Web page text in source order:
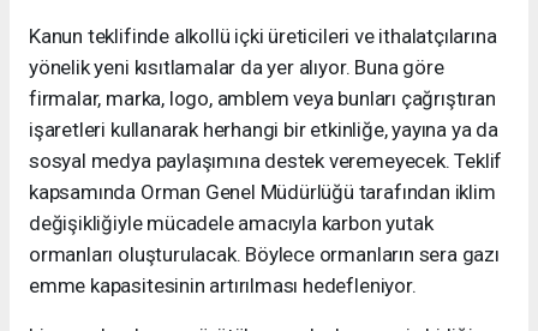
Kanun teklifinde alkollü içki üreticileri ve ithalatçılarına
yönelik yeni kısıtlamalar da yer alıyor. Buna göre
firmalar, marka, logo, amblem veya bunları çağrıştıran
işaretleri kullanarak herhangi bir etkinliğe, yayına ya da
sosyal medya paylaşımına destek veremeyecek. Teklif
kapsamında Orman Genel Müdürlüğü tarafından iklim
değişikliğiyle mücadele amacıyla karbon yutak
ormanları oluşturulacak. Böylece ormanların sera gazı
emme kapasitesinin artırılması hedefleniyor.